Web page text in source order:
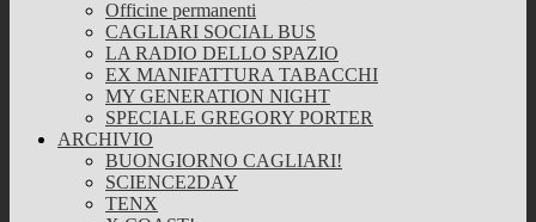
Officine permanenti
CAGLIARI SOCIAL BUS
LA RADIO DELLO SPAZIO
EX MANIFATTURA TABACCHI
MY GENERATION NIGHT
SPECIALE GREGORY PORTER
ARCHIVIO
BUONGIORNO CAGLIARI!
SCIENCE2DAY
TENX